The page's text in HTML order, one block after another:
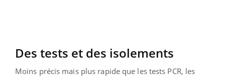
Des tests et des isolements
Moins précis mais plus rapide que les tests PCR, les